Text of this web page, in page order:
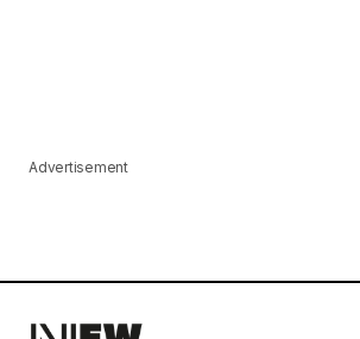
Advertisement